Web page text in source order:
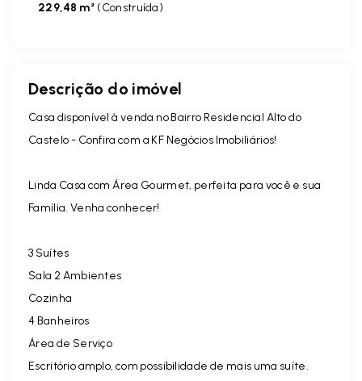
229,48 m² (Construída)
Descrição do imóvel
Casa disponível à venda no Bairro Residencial Alto do
Castelo - Confira com a KF Negócios Imobiliários!
Linda Casa com Área Gourmet, perfeita para você e sua
Família. Venha conhecer!
3 Suítes
Sala 2 Ambientes
Cozinha
4 Banheiros
Área de Serviço
Escritório amplo, com possibilidade de mais uma suíte.